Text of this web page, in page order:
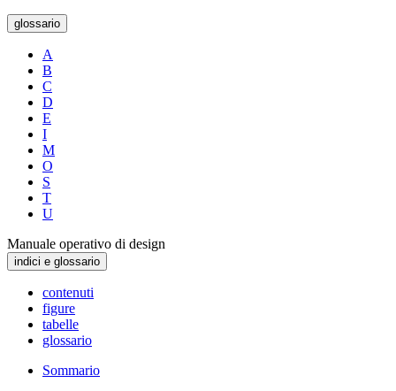
glossario
A
B
C
D
E
I
M
O
S
T
U
Manuale operativo di design
indici e glossario
contenuti
figure
tabelle
glossario
Sommario